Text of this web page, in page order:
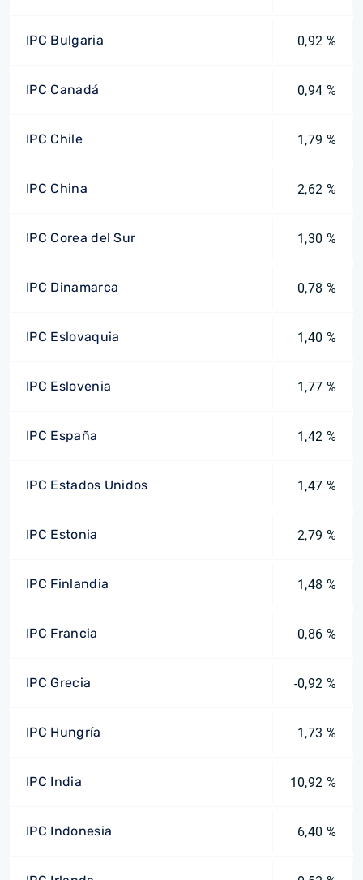
IPC Bulgaria 0,92 %
IPC Canadá 0,94 %
IPC Chile 1,79 %
IPC China 2,62 %
IPC Corea del Sur 1,30 %
IPC Dinamarca 0,78 %
IPC Eslovaquia 1,40 %
IPC Eslovenia 1,77 %
IPC España 1,42 %
IPC Estados Unidos 1,47 %
IPC Estonia 2,79 %
IPC Finlandia 1,48 %
IPC Francia 0,86 %
IPC Grecia -0,92 %
IPC Hungría 1,73 %
IPC India 10,92 %
IPC Indonesia 6,40 %